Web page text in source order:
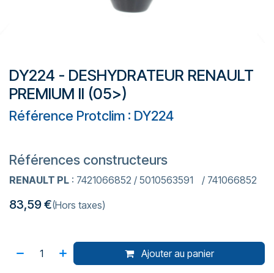
DY224 - DESHYDRATEUR RENAULT
PREMIUM II (05>)
Référence Protclim : DY224
Références constructeurs
RENAULT PL : 7421066852 / 5010563591 / 741066852
83,59€(Hors taxes)
Ajouter au panier